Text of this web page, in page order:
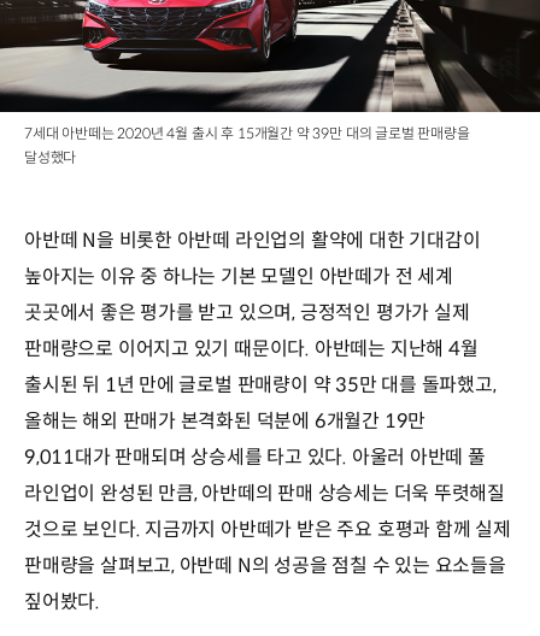
7세대 아반떼는 2020년 4월 출시 후 15개월간 약 39만 대의 글로벌 판매량을
달성했다
아반떼 N을 비롯한 아반떼 라인업의 활약에 대한 기대감이
높아지는 이유 중 하나는 기본 모델인 아반떼가 전 세계
곳곳에서 좋은 평가를 받고 있으며, 긍정적인 평가가 실제
판매량으로 이어지고 있기 때문이다. 아반떼는 지난해 4월
출시된 뒤 1년 만에 글로벌 판매량이 약 35만 대를 돌파했고,
올해는 해외 판매가 본격화된 덕분에 6개월간 19만
9,011대가 판매되며 상승세를 타고 있다. 아울러 아반떼 풀
라인업이 완성된 만큼, 아반떼의 판매 상승세는 더욱 뚜렷해질
것으로 보인다. 지금까지 아반떼가 받은 주요 호평과 함께 실제
판매량을 살펴보고, 아반떼 N의 성공을 점칠 수 있는 요소들을
짚어봤다.